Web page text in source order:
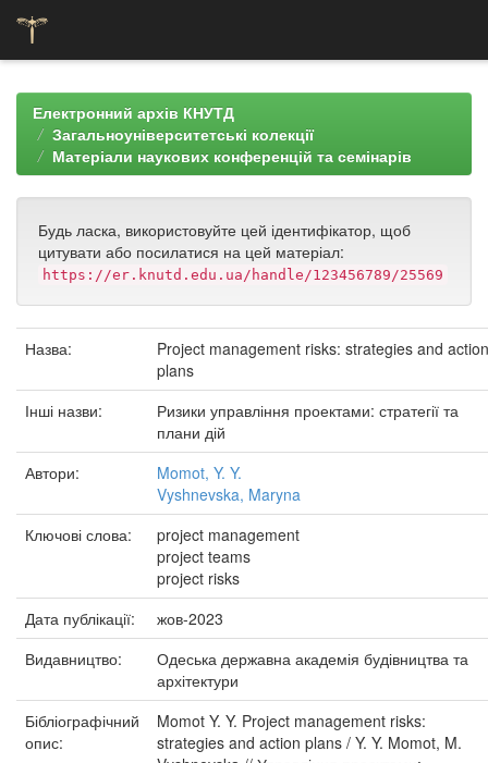
navigationЕлектронний архів КНУТД
Загальноуніверситетські колекції
Матеріали наукових конференцій та семінарів
Будь ласка, використовуйте цей ідентифікатор, щоб
цитувати або посилатися на цей матеріал:
https://er.knutd.edu.ua/handle/123456789/25569
Назва:
Project management risks: strategies and action
plans
Інші назви:
Ризики управління проектами: стратегії та
плани дій
Автори:
Momot, Y. Y.
Vyshnevska, Maryna
Ключові слова:
project management
project teams
project risks
Дата публікації:
жов-2023
Видавництво:
Одеська державна академія будівництва та
архітектури
Бібліографічний
опис:
Momot Y. Y. Project management risks:
strategies and action plans / Y. Y. Momot, M.